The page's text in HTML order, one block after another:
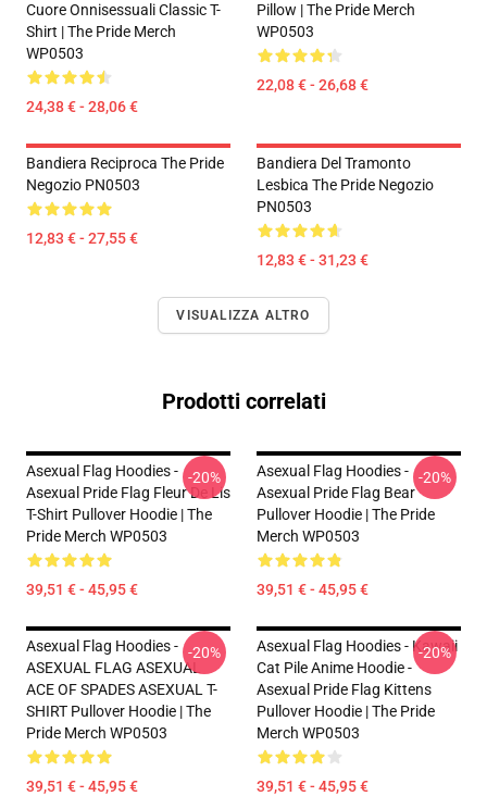
Cuore Onnisessuali Classic T-
Shirt | The Pride Merch
WP0503
24,38 € - 28,06 €
Pillow | The Pride Merch
WP0503
22,08 € - 26,68 €
Bandiera Reciproca The Pride
Negozio PN0503
12,83 € - 27,55 €
Bandiera Del Tramonto
Lesbica The Pride Negozio
PN0503
12,83 € - 31,23 €
VISUALIZZA ALTRO
Prodotti correlati
Asexual Flag Hoodies -
Asexual Pride Flag Fleur De Lis
T-Shirt Pullover Hoodie | The
Pride Merch WP0503
39,51 € - 45,95 €
-20%
Asexual Flag Hoodies -
Asexual Pride Flag Bear
Pullover Hoodie | The Pride
Merch WP0503
39,51 € - 45,95 €
-20%
Asexual Flag Hoodies -
ASEXUAL FLAG ASEXUAL
ACE OF SPADES ASEXUAL T-
SHIRT Pullover Hoodie | The
Pride Merch WP0503
39,51 € - 45,95 €
-20%
Asexual Flag Hoodies - Kawaii
Cat Pile Anime Hoodie -
Asexual Pride Flag Kittens
Pullover Hoodie | The Pride
Merch WP0503
39,51 € - 45,95 €
-20%